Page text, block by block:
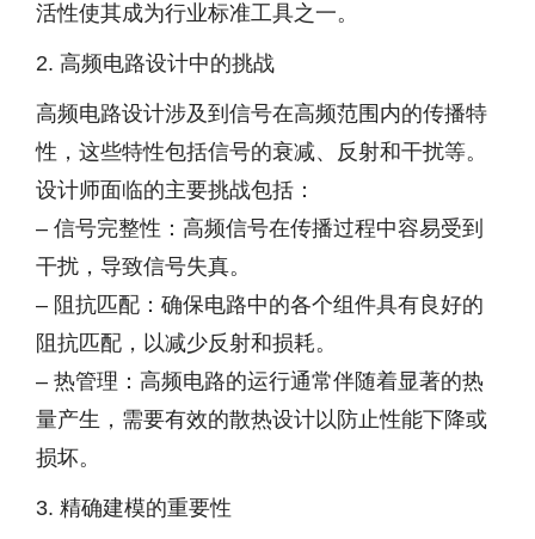
活性使其成为行业标准工具之一。
2. 高频电路设计中的挑战
高频电路设计涉及到信号在高频范围内的传播特
性，这些特性包括信号的衰减、反射和干扰等。
设计师面临的主要挑战包括：
– 信号完整性：高频信号在传播过程中容易受到
干扰，导致信号失真。
– 阻抗匹配：确保电路中的各个组件具有良好的
阻抗匹配，以减少反射和损耗。
– 热管理：高频电路的运行通常伴随着显著的热
量产生，需要有效的散热设计以防止性能下降或
损坏。
3. 精确建模的重要性